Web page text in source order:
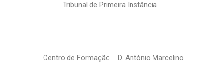
Tribunal de Primeira Instância
Centro de Formação D. António Marcelino